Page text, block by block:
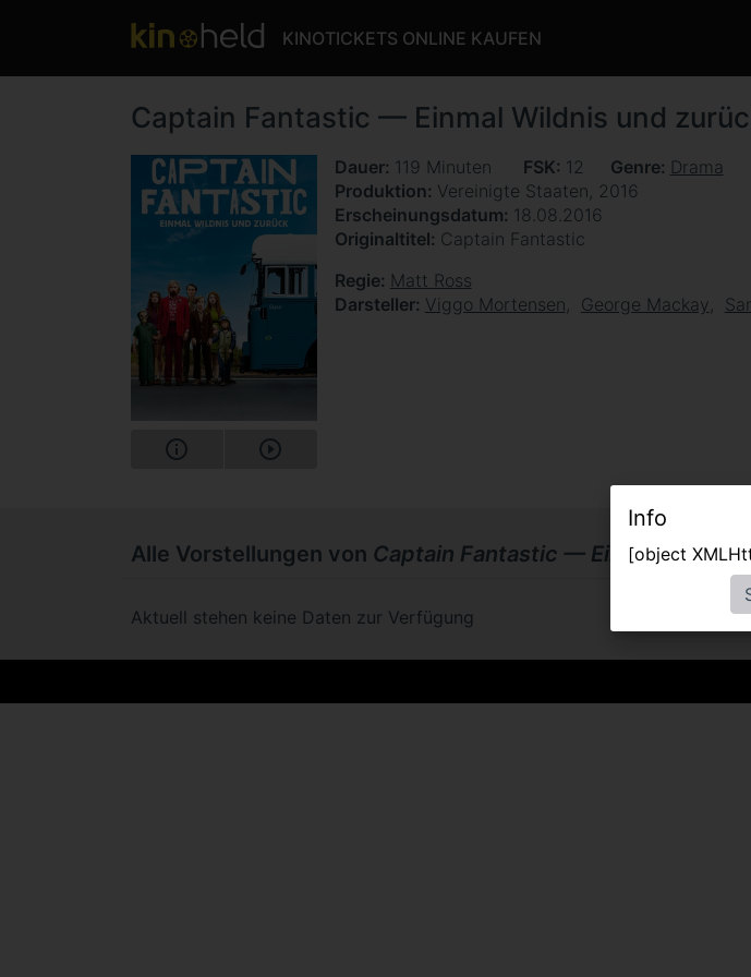
KINOTICKETS ONLINE KAUFEN
Captain Fantastic — Einmal Wildnis und
Dauer 119 Minuten FSK 12 Genre Drama
Produktion Vereinigte Staaten, 2016
Erscheinungsdatum 18.08.2016
Originaltitel Captain Fantastic
Regie Matt Ross
Darsteller Viggo Mortensen George Mackay
Alle Vorstellungen von Captain Fantastic — Einmal Wildnis
Aktuell stehen keine Daten zur Verfügung
Info
[object